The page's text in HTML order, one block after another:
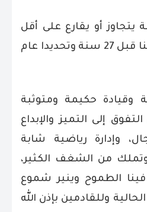
يتجاوز أو يقارع على أقل
تقدير ما حققه منتخبنا قبل 27 سنة وتحديدا عام
وقيادة حكيمة ومتوثبة
إلى التميز والإبداع
وإدارة رياضية شابة
من الشغف الكثير،
الطموح وينير شموع
وللقادمين بإذن الله